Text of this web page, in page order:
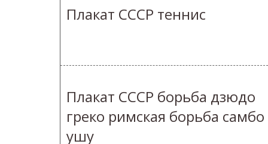
Плакат СССР теннис
Плакат СССР борьба дзюдо
греко римская борьба самбо
ушу